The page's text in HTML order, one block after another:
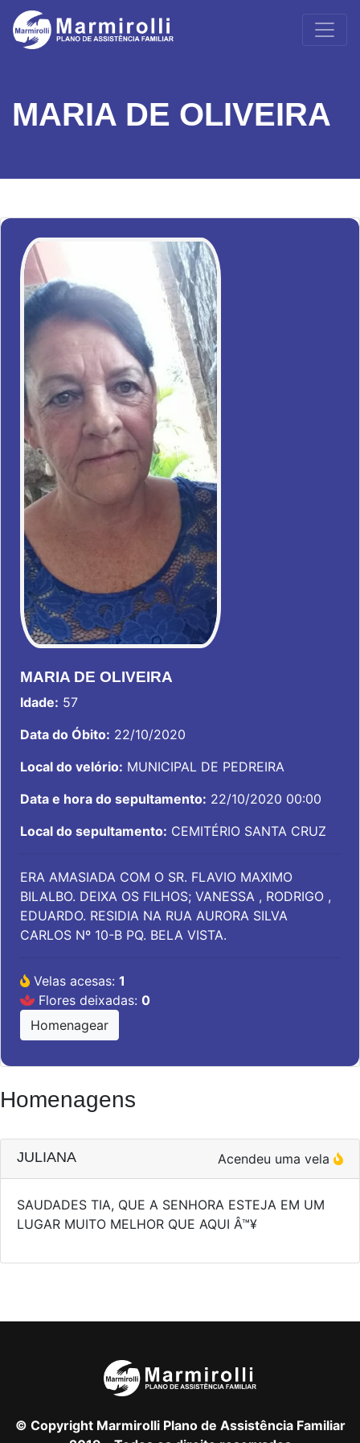
MARIA DE OLIVEIRA
MARIA DE OLIVEIRA
Idade: 57
Data do Óbito: 22/10/2020
Local do velório: MUNICIPAL DE PEDREIRA
Data e hora do sepultamento: 22/10/2020 00:00
Local do sepultamento: CEMITÉRIO SANTA CRUZ
ERA AMASIADA COM O SR. FLAVIO MAXIMO
BILALBO. DEIXA OS FILHOS; VANESSA , RODRIGO ,
EDUARDO. RESIDIA NA RUA AURORA SILVA
CARLOS Nº 10-B PQ. BELA VISTA.
Velas acesas: 1
Flores deixadas: 0
Homenagear
Homenagens
JULIANA Acendeu uma vela
SAUDADES TIA, QUE A SENHORA ESTEJA EM UM
LUGAR MUITO MELHOR QUE AQUI Â™¥
© Copyright Marmirolli Plano de Assistência Familiar